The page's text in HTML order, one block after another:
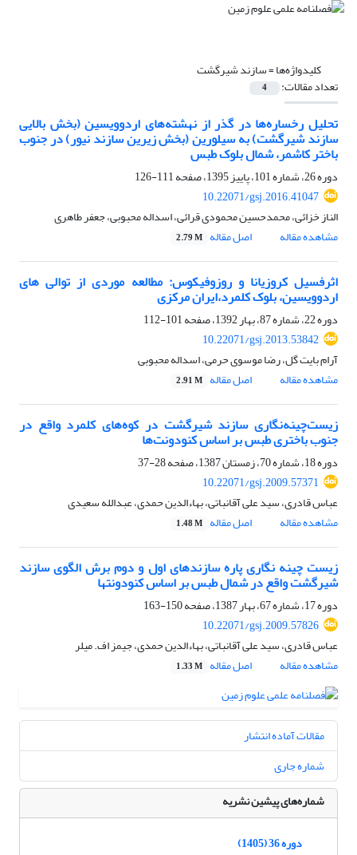
کلیدواژه‌ها =سازند شیرگشت
تعداد مقالات: 4
تحلیل رخساره‌ها در گذر از نهشته‌های اردوویسین (بخش بالایی
سازند شیرگشت) به سیلورین (بخش زیرین سازند نیور) در جنوب
باختر کاشمر، شمال بلوک طبس
دوره 26، شماره 101، پاییز 1395، صفحه
111-126
10.22071/gsj.2016.41047
الناز خزائی، محمدحسین محمودی قرائی، اسداله محبوبی، جعفر طاهری
مشاهده مقاله
اصل مقاله 2.79 M
اثرفسیل کروزیانا و روزوفیکوس: مطالعه موردی از توالی های
اردوویسین، بلوک کلمرد،ایران مرکزی
دوره 22، شماره 87، بهار 1392، صفحه
101-112
10.22071/gsj.2013.53842
آرام بایت گل، رضا موسوی حرمی، اسداله محبوبی
مشاهده مقاله
اصل مقاله 2.91 M
زیست‌چینه‌نگاری سازند شیرگشت در کوه‌های کلمرد واقع در
جنوب باختری طبس بر اساس کنودونت‌ها
دوره 18، شماره 70، زمستان 1387، صفحه
28-37
10.22071/gsj.2009.57371
عباس قادری، سید علی آقانباتی، بهاءالدین حمدی، عبدالله سعیدی
مشاهده مقاله
اصل مقاله 1.48 M
زیست‌ چینه‌ نگاری پاره سازندهای اول و دوم برش الگوی سازند
شیرگشت واقع در شمال طبس بر اساس کنودونتها
دوره 17، شماره 67، بهار 1387، صفحه
150-163
10.22071/gsj.2009.57826
عباس قادری، سید علی آقانباتی، بهاءالدین حمدی، جیمز اف. میلر
مشاهده مقاله
اصل مقاله 1.33 M
مقالات آماده انتشار
شماره جاری
شماره‌های پیشین نشریه
دوره 36 (1405)